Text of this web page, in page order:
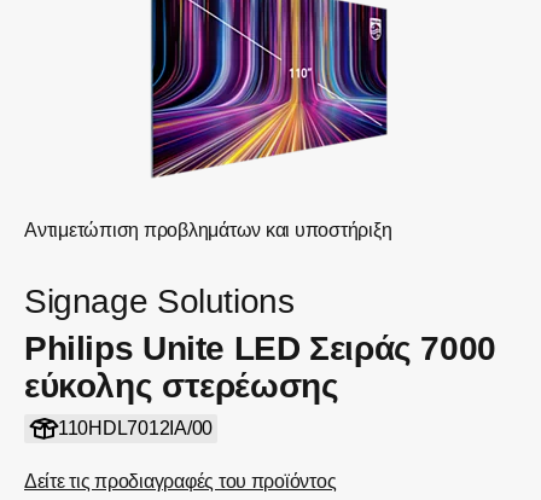
Αντιμετώπιση προβλημάτων και υποστήριξη
Signage Solutions
Philips Unite LED Σειράς 7000
εύκολης στερέωσης
110HDL7012IA/00
Δείτε τις προδιαγραφές του προϊόντος